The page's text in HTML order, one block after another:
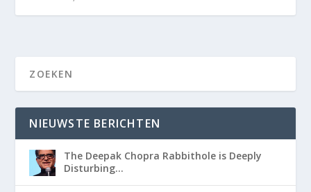
NIEUWSTE BERICHTEN
The Deepak Chopra Rabbithole is Deeply
Disturbing…